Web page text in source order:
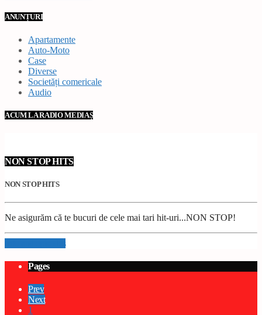
ANUNȚURI
Apartamente
Auto-Moto
Case
Diverse
Societăți comericale
Audio
ACUM LA RADIO MEDIAȘ
NON STOP HITS
NON STOP HITS
Ne asigurăm că te bucuri de cele mai tari hit-uri...NON STOP!
Info and episodes
Pages
Prev
Next
1